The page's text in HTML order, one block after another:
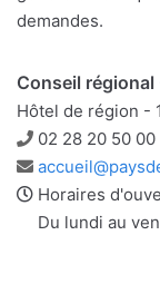
demandes.
Conseil régional
Hôtel de région -
Téléphone
02 28 20 50 00
Adresse
e-
mail
Horaires
Du lundi au